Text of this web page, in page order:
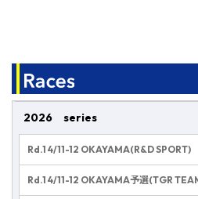
2026 series
Rd.1 4/11-12 OKAYAMA(R&D SPORT)
Rd.1 4/11-12 OKAYAMA予選(TGR